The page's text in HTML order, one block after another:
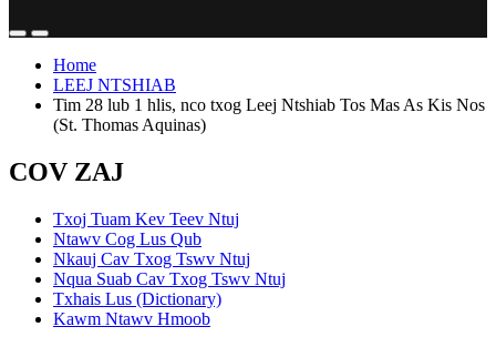
Home
LEEJ NTSHIAB
Tim 28 lub 1 hlis, nco txog Leej Ntshiab Tos Mas As Kis Nos
(St. Thomas Aquinas)
COV ZAJ
Txoj Tuam Kev Teev Ntuj
Ntawv Cog Lus Qub
Nkauj Cav Txog Tswv Ntuj
Nqua Suab Cav Txog Tswv Ntuj
Txhais Lus (Dictionary)
Kawm Ntawv Hmoob